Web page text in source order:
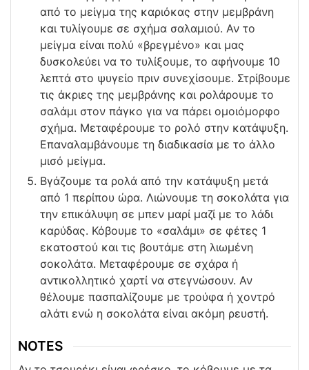
από το μείγμα της καριόκας στην μεμβράνη
και τυλίγουμε σε σχήμα σαλαμιού. Αν το
μείγμα είναι πολύ «βρεγμένο» και μας
δυσκολεύει να το τυλίξουμε, το αφήνουμε 10
λεπτά στο ψυγείο πριν συνεχίσουμε. Στρίβουμε
τις άκριες της μεμβράνης και ρολάρουμε το
σαλάμι στον πάγκο για να πάρει ομοιόμορφο
σχήμα. Μεταφέρουμε το ρολό στην κατάψυξη.
Επαναλαμβάνουμε τη διαδικασία με το άλλο
μισό μείγμα.
Βγάζουμε τα ρολά από την κατάψυξη μετά
από 1 περίπου ώρα. Λιώνουμε τη σοκολάτα για
την επικάλυψη σε μπεν μαρί μαζί με το λάδι
καρύδας. Κόβουμε το «σαλάμι» σε φέτες 1
εκατοστού και τις βουτάμε στη λιωμένη
σοκολάτα. Μεταφέρουμε σε σχάρα ή
αντικολλητικό χαρτί να στεγνώσουν. Αν
θέλουμε πασπαλίζουμε με τρούφα ή χοντρό
αλάτι ενώ η σοκολάτα είναι ακόμη ρευστή.
NOTES